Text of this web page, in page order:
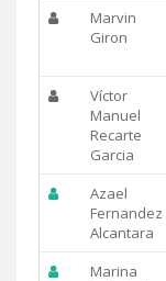
Marvin
Giron
Víctor
Manuel
Recarte
Garcia
Azael
Fernandez
Alcantara
Marina